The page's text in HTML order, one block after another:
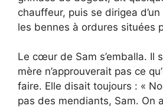
chauffeur, puis se dirigea
les bennes à ordures situées
Le cœur de Sam s’emballa. Il
mère n’approuverait pas ce
faire. Elle disait toujours : «
pas des mendiants, Sam. On